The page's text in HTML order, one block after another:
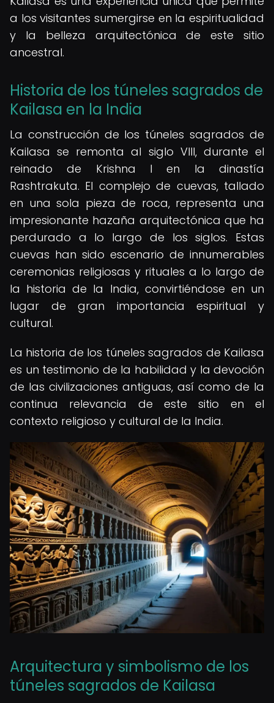
a los visitantes sumergirse en la espiritualidad
y la belleza arquitectónica de este sitio
ancestral.
Historia de los túneles sagrados de
Kailasa en la India
La construcción de los túneles sagrados de
Kailasa se remonta al siglo VIII, durante el
reinado de Krishna I en la dinastía
Rashtrakuta. El complejo de cuevas, tallado
en una sola pieza de roca, representa una
impresionante hazaña arquitectónica que ha
perdurado a lo largo de los siglos. Estas
cuevas han sido escenario de innumerables
ceremonias religiosas y rituales a lo largo de
la historia de la India, convirtiéndose en un
lugar de gran importancia espiritual y
cultural.
La historia de los túneles sagrados de Kailasa
es un testimonio de la habilidad y la devoción
de las civilizaciones antiguas, así como de la
continua relevancia de este sitio en el
contexto religioso y cultural de la India.
Arquitectura y simbolismo de los
túneles sagrados de Kailasa